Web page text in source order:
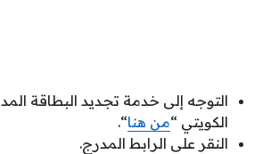
التوجه إلى خدمة تجديد البطاقة
الكويتي “من هنا“.
النقر على الرابط المدرج.